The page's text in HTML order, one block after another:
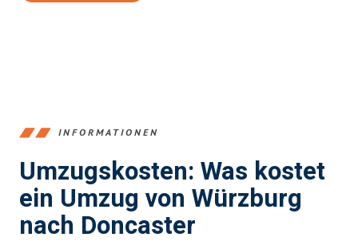
INFORMATIONEN
Umzugskosten: Was kostet
ein Umzug von Würzburg
nach Doncaster